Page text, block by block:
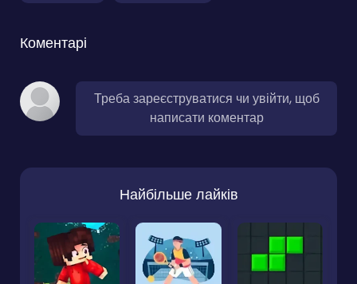
Коментарі
Треба зареєструватися чи увійти, щоб
написати коментар
Найбільше лайків